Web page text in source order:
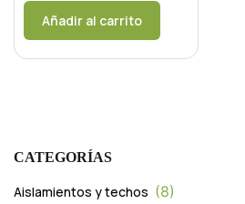
Añadir al carrito
CATEGORÍAS
Aislamientos y techos 8